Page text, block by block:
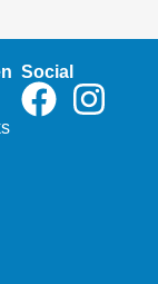
Social